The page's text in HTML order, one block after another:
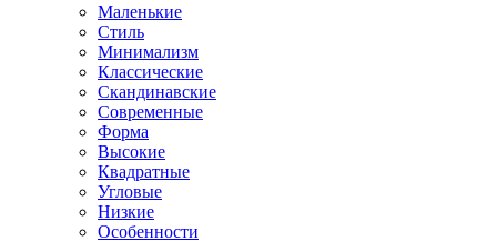
Маленькие
Стиль
Минимализм
Классические
Скандинавские
Современные
Форма
Высокие
Квадратные
Угловые
Низкие
Особенности